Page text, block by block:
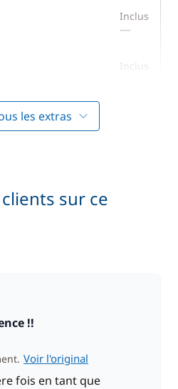
Inclus
—
Inclus
l'embarquement
les extras
sur ce
!!
Voir l'original
fois en tant que